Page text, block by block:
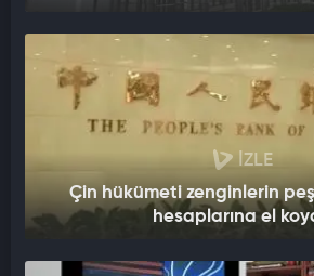
İZLE
Çin hükümeti zenginlerin
hesaplarına el